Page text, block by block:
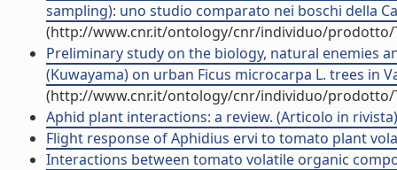
sampling): uno studio comparato nei boschi della
(http://www.cnr.it/ontology/cnr/individuo/prodotto/
Preliminary study on the biology, natural enemies
(Kuwayama) on urban Ficus microcarpa L. trees in
(http://www.cnr.it/ontology/cnr/individuo/prodotto/
Aphid plant interactions: a review. (Articolo in rivista)
Flight response of Aphidius ervi to tomato plant
Interactions between tomato volatile organic